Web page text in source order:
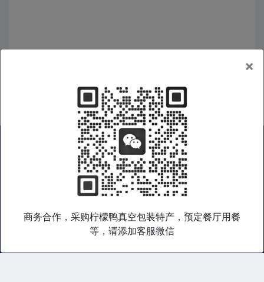
广西特产| 广西旅游|广西企业
|礼品集采|广西老乡会|
服务条款
隐私政策
桂乡语是广西特色产品综合数字门户，专注于广西好物和桂乡文化
输出，致力于通过打造广西特色产品文化数字平台，帮助广西产品
×
商务合作，采购柠檬鸭真空包装特产，预定餐厅用餐
等，请添加客服微信